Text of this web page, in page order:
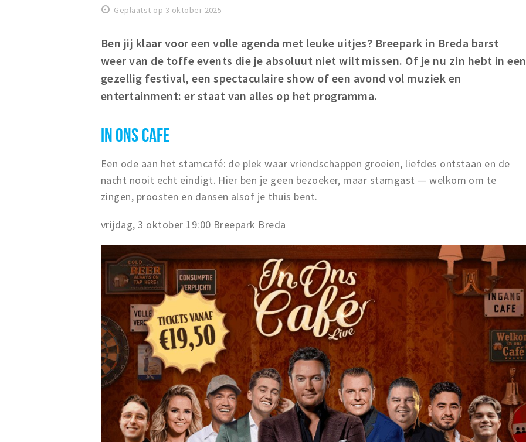
Geplaatst op 3 oktober 2025
Ben jij klaar voor een volle agenda met leuke uitjes? Breepark in Breda barst
weer van de toffe events die je absoluut niet wilt missen. Of je nu zin hebt in een
gezellig festival, een spectaculaire show of een avond vol muziek en
entertainment: er staat van alles op het programma.
IN ONS CAFE
Een ode aan het stamcafé: de plek waar vriendschappen groeien, liefdes ontstaan en de
nacht nooit echt eindigt. Hier ben je geen bezoeker, maar stamgast — welkom om te
zingen, proosten en dansen alsof je thuis bent.
vrijdag, 3 oktober 19:00 Breepark Breda